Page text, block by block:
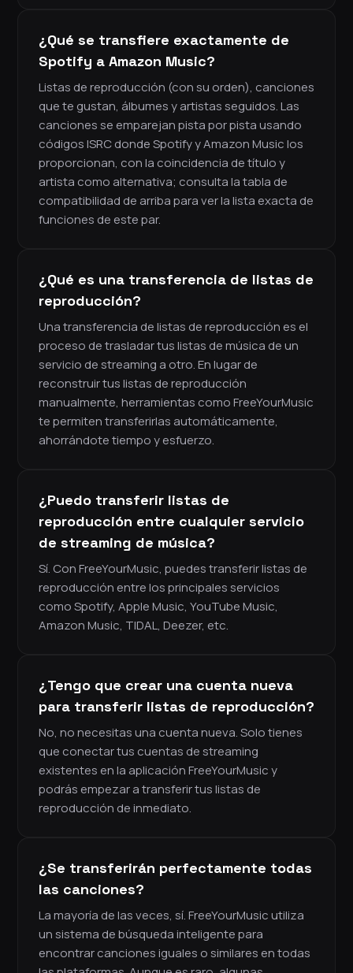
¿Qué se transfiere exactamente de
Spotify a Amazon Music?
Listas de reproducción (con su orden), canciones
que te gustan, álbumes y artistas seguidos. Las
canciones se emparejan pista por pista usando
códigos ISRC donde Spotify y Amazon Music los
proporcionan, con la coincidencia de título y
artista como alternativa; consulta la tabla de
compatibilidad de arriba para ver la lista exacta de
funciones de este par.
¿Qué es una transferencia de listas de
reproducción?
Una transferencia de listas de reproducción es el
proceso de trasladar tus listas de música de un
servicio de streaming a otro. En lugar de
reconstruir tus listas de reproducción
manualmente, herramientas como FreeYourMusic
te permiten transferirlas automáticamente,
ahorrándote tiempo y esfuerzo.
¿Puedo transferir listas de
reproducción entre cualquier servicio
de streaming de música?
Sí. Con FreeYourMusic, puedes transferir listas de
reproducción entre los principales servicios
como Spotify, Apple Music, YouTube Music,
Amazon Music, TIDAL, Deezer, etc.
¿Tengo que crear una cuenta nueva
para transferir listas de reproducción?
No, no necesitas una cuenta nueva. Solo tienes
que conectar tus cuentas de streaming
existentes en la aplicación FreeYourMusic y
podrás empezar a transferir tus listas de
reproducción de inmediato.
¿Se transferirán perfectamente todas
las canciones?
La mayoría de las veces, sí. FreeYourMusic utiliza
un sistema de búsqueda inteligente para
encontrar canciones iguales o similares en todas